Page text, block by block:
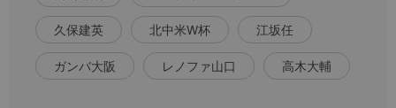
久保建英 北中米W杯 江坂任
ガンバ大阪 レノファ山口 高木大輔